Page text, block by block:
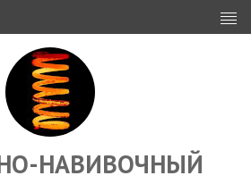
ИНВЕСТОРАМ
ПРОЕКТИРОВАНИЕ
ЭКСПОРТ
ЗАКУПКИ
НАВИВОЧНЫЙ